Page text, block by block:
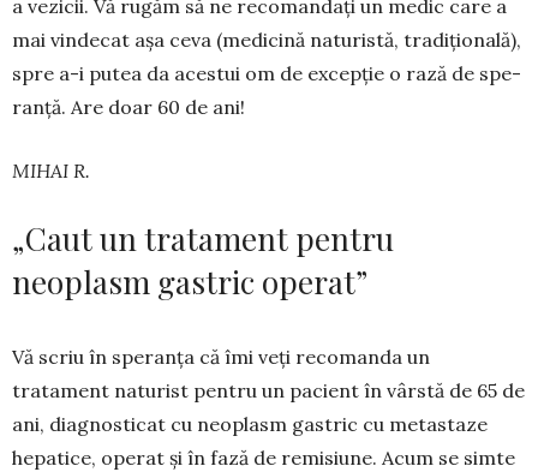
a ve­zicii. Vă rugăm să ne recomandați un medic care a
mai vindecat așa ceva (medicină natu­ristă, tra­di­țională),
spre a-i putea da acestui om de ex­cepție o rază de spe­
ranță. Are doar 60 de ani!
MIHAI R.
„Caut un tratament pentru
neoplasm gastric operat”
Vă scriu în speranța că îmi veți recomanda un
tratament naturist pentru un pacient în vârstă de 65 de
ani, diag­nosticat cu neoplasm gastric cu metastaze
hepatice, operat și în fază de remi­siune. Acum se simte